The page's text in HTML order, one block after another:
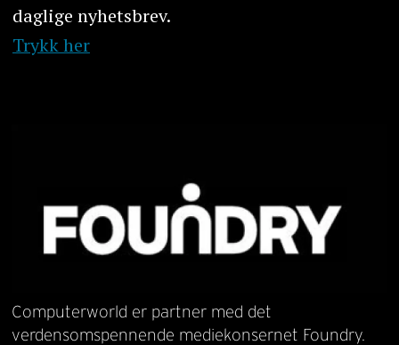
daglige nyhetsbrev.
Trykk her
Computerworld er partner med det
verdensomspennende mediekonsernet Foundry.